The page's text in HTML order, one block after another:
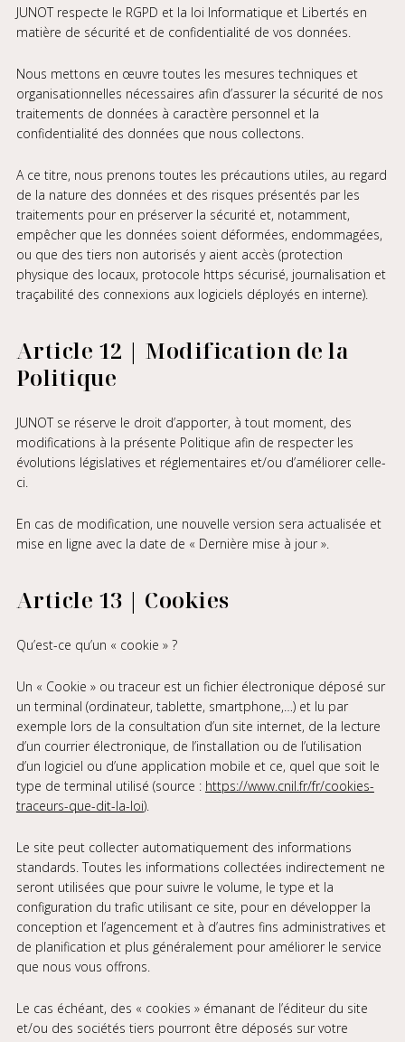
JUNOT respecte le RGPD et la loi Informatique et Libertés en
matière de sécurité et de confidentialité de vos données.
Nous mettons en œuvre toutes les mesures techniques et
organisationnelles nécessaires afin d’assurer la sécurité de nos
traitements de données à caractère personnel et la
confidentialité des données que nous collectons.
A ce titre, nous prenons toutes les précautions utiles, au regard
de la nature des données et des risques présentés par les
traitements pour en préserver la sécurité et, notamment,
empêcher que les données soient déformées, endommagées,
ou que des tiers non autorisés y aient accès (protection
physique des locaux, protocole https sécurisé, journalisation et
traçabilité des connexions aux logiciels déployés en interne).
Article 12 | Modification de la
Politique
JUNOT se réserve le droit d’apporter, à tout moment, des
modifications à la présente Politique afin de respecter les
évolutions législatives et réglementaires et/ou d’améliorer celle-
ci.
En cas de modification, une nouvelle version sera actualisée et
mise en ligne avec la date de « Dernière mise à jour ».
Article 13 | Cookies
Qu’est-ce qu’un « cookie » ?
Un « Cookie » ou traceur est un fichier électronique déposé sur
un terminal (ordinateur, tablette, smartphone,…) et lu par
exemple lors de la consultation d’un site internet, de la lecture
d’un courrier électronique, de l’installation ou de l’utilisation
d’un logiciel ou d’une application mobile et ce, quel que soit le
type de terminal utilisé (source : https://www.cnil.fr/fr/cookies-
traceurs-que-dit-la-loi).
Le site peut collecter automatiquement des informations
standards. Toutes les informations collectées indirectement ne
seront utilisées que pour suivre le volume, le type et la
configuration du trafic utilisant ce site, pour en développer la
conception et l’agencement et à d’autres fins administratives et
de planification et plus généralement pour améliorer le service
que nous vous offrons.
Le cas échéant, des « cookies » émanant de l’éditeur du site
et/ou des sociétés tiers pourront être déposés sur votre